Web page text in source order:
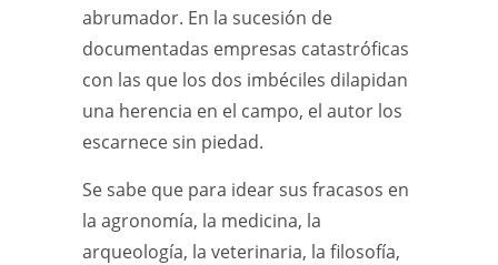
abrumador. En la sucesión de
documentadas empresas catastróficas
con las que los dos imbéciles dilapidan
una herencia en el campo, el autor los
escarnece sin piedad.
Se sabe que para idear sus fracasos en
la agronomía, la medicina, la
arqueología, la veterinaria, la filosofía,